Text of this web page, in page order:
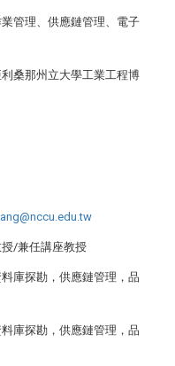
業管理、供應鏈管理、電子
利桑那州立大學工業工程博
授/兼任講座教授
料庫探勘，供應鏈管理，品
料庫探勘，供應鏈管理，品